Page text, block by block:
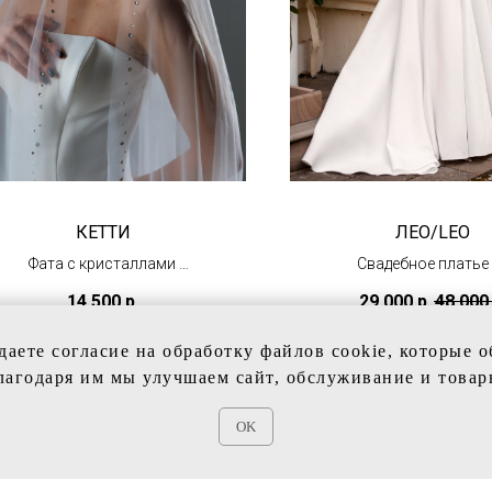
КЕТТИ
Фата с кристаллами
14 500 р.
ЛЕО/LEO
Свадебное платье
рукавами
"Олимпийский")
29 000 р.48 000
согласие на обработку файлов cookie, которые
им мы улучшаем сайт, обслуживание и
OK